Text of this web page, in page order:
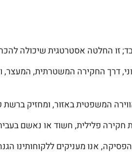
זו החלטה אסטרטגית שיכולה
דרך החקירה המשטרתית,
המשפטית באזור, ומחזיק
פלילית, חשוד או נאשם
אנו מעניקים ללקוחותינו